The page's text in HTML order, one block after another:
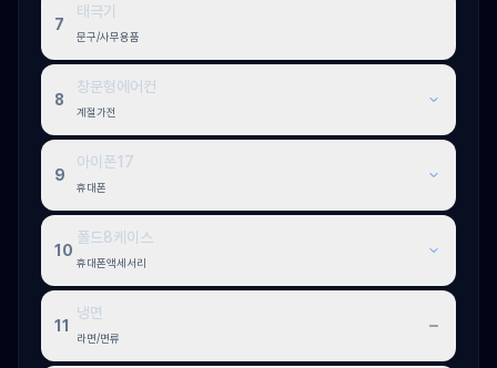
7
태극기
문구/사무용품
8
창문형에어컨
계절가전
9
아이폰17
휴대폰
10
폴드8케이스
휴대폰액세서리
11
냉면
라면/면류